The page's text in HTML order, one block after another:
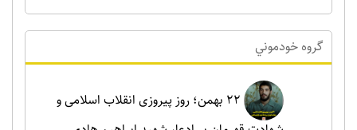
گروه خودموني
۲۲ بهمن؛ روز پیروزی انقلاب اسلامی و